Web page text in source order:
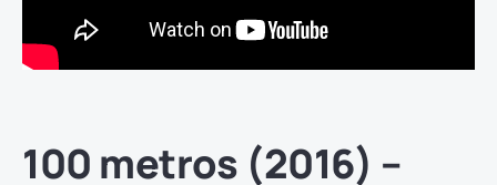
100 metros (2016) –